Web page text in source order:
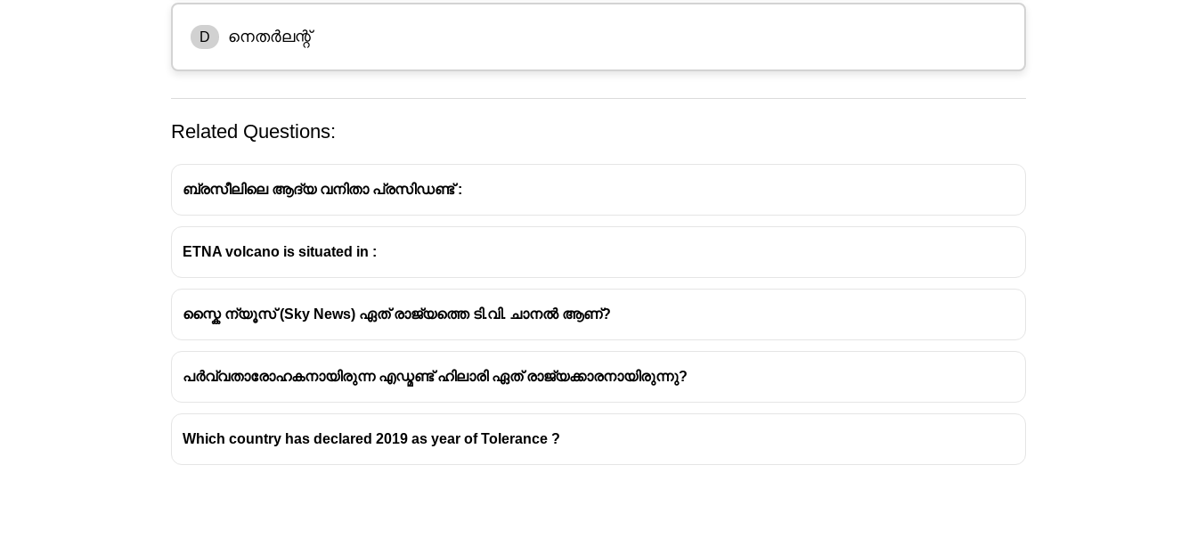
D നെതർലന്റ്
Related Questions:
ബ്രസീലിലെ ആദ്യ വനിതാ പ്രസിഡണ്ട് :
ETNA volcano is situated in :
സ്കൈ ന്യൂസ് (Sky News) ഏത് രാജ്യത്തെ ടി.വി. ചാനൽ ആണ്?
പർവ്വതാരോഹകനായിരുന്ന എഡ്മണ്ട് ഹിലാരി ഏത് രാജ്യക്കാരനായിരുന്നു?
Which country has declared 2019 as year of Tolerance ?